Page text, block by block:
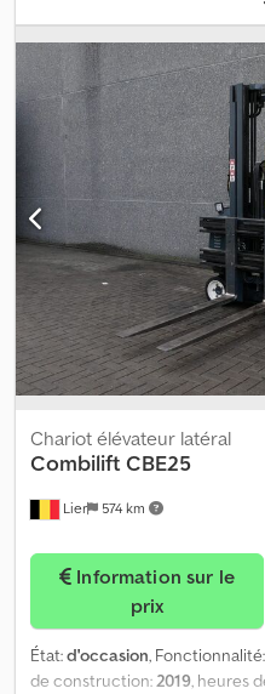
libre:2 050 mm, type de
triplex
, couleur:jaune, Le
chargement latéral de 2019,
fonctionnement. Il est équipé
Ahyjr
Lier 574 km
Chariot élévateur latéral
Combilift CBE25
prix
État:d'occasion, Fonctionnalité:
de construction:2019, heures